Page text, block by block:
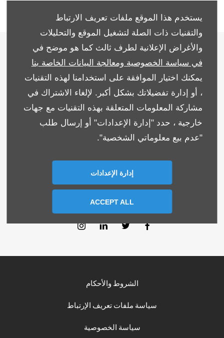
يستخدم هذا الموقع ملفات تعريف الارتباط
والتقنيات ذات الصلة لتشغيل الموقع والتحليلات
والأغراض الإعلانية لطرف ثالث كما هو موضح في
في سياسة الخصوصية ومعالجة البيانات الخاصة بنا
يمكنك اختيار الموافقة على استخدامنا لهذه التقنيات
، أو إدارة تفضيلاتك بشكل أكبر. لإلغاء الاشتراك في
مشاركة المعلومات المتعلقة بهذه التقنيات مع جهات
خارجية ، حدد "إدارة الإعدادات" أو إرسال طلب
"عدم بيع معلوماتي الشخصية".
إدارة الإعدادات
ACCEPT ALL
اتصل بنا
مهما كان سؤالك أو ملاحظاتك ، فنحن هنا لمساعدتك. لذا لا تتردد في
الاتصال بنا
تواصل معنا عبرالواتس اب
ابحث عنا
انضم إلينا على وسائل التواصل الاجتماعي
تعرف علينا أكثر، قم بزيارة قنواتنا الإجتماعية
الشروط والأحكام
سياسة ملفات تعريف الإرتباط
سياسة الخصوصية